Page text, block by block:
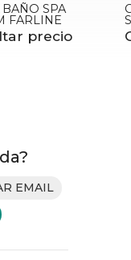
BAÑO SPA
FARLINE
precio
EMAIL